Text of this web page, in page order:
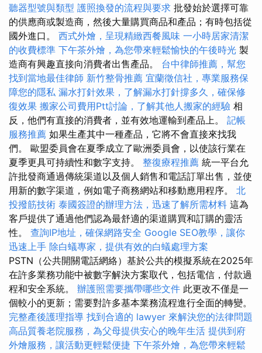
聽器型號與類型 護照換發的流程與要求 批發始於選擇可靠
的供應商或製造商，然後大量購買商品和產品；有時包括從
國外進口。 西式外燴，呈現精緻西餐風味 一小時居家清潔
的收費標準 下午茶外燴，為您帶來輕鬆愉快的午後時光 製
造商有興趣直接向消費​​者出售產品。 台中律師推薦，幫您
找到當地最佳律師 新竹整骨推薦 宜蘭徵信社，專業服務保
障您的隱私 漏水打針效果，了解漏水打針撐多久，確保修
復效果 搬家公司費用Ptt討論，了解其他人搬家的經驗 相
反，他們有直接的消費者，並有效地運輸到產品上。 記帳
服務推薦 如果生產其中一種產品，它將不會直接來找我
們。 歐盟委員會在夏季成立了歐洲委員會，以使該行業在
夏季更具可持續性和數字支持。 整復療程推薦 統一平台允
許批發商通過傳統渠道以及個人銷售和電話訂單出售，並使
用新的數字渠道，例如電子商務網站和移動應用程序。 北
投撥筋技術 泰國簽證的辦理方法，迅速了解所需材料 這為
客戶提供了通過他們認為最舒適的渠道購買和訂購的靈活
性。 查詢IP地址，確保網路安全 Google SEO教學，讓你
迅速上手 除白蟻專家，提供有效的白蟻處理方案
PSTN（公共開關電話網絡）基於公共的模擬系統在2025年
在許多業務功能中被數字解決方案取代，包括電信，付款過
程和安全系統。 辦護照需要攜帶哪些文件 此更改不僅是一
個較小的更新；需要對許多基本業務流程進行全面的轉變。
完整產後護理指導 找到合適的 lawyer 來解決您的法律問題
高品質養老院服務，為父母提供安心的晚年生活 提供到府
外燴服務，讓活動更輕鬆便捷 下午茶外燴，為您帶來輕鬆